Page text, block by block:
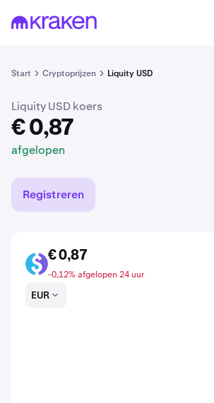
Start Cryptoprijzen Liquity USD
€ 0,87
Liquity USD koers
€ 0,87
afgelopen
Registreren
LUSD
€ 0,87
-0,12% afgelopen 24 uur
EUR